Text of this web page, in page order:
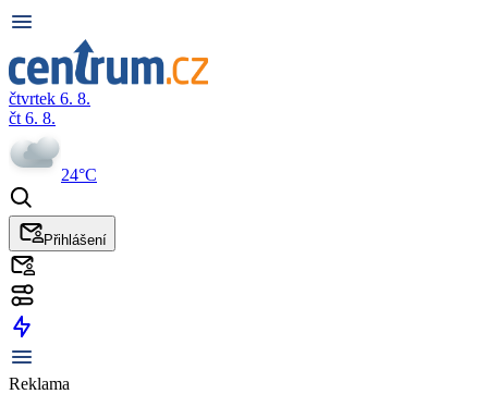
čtvrtek 6. 8.
čt 6. 8.
24°C
Přihlášení
Reklama